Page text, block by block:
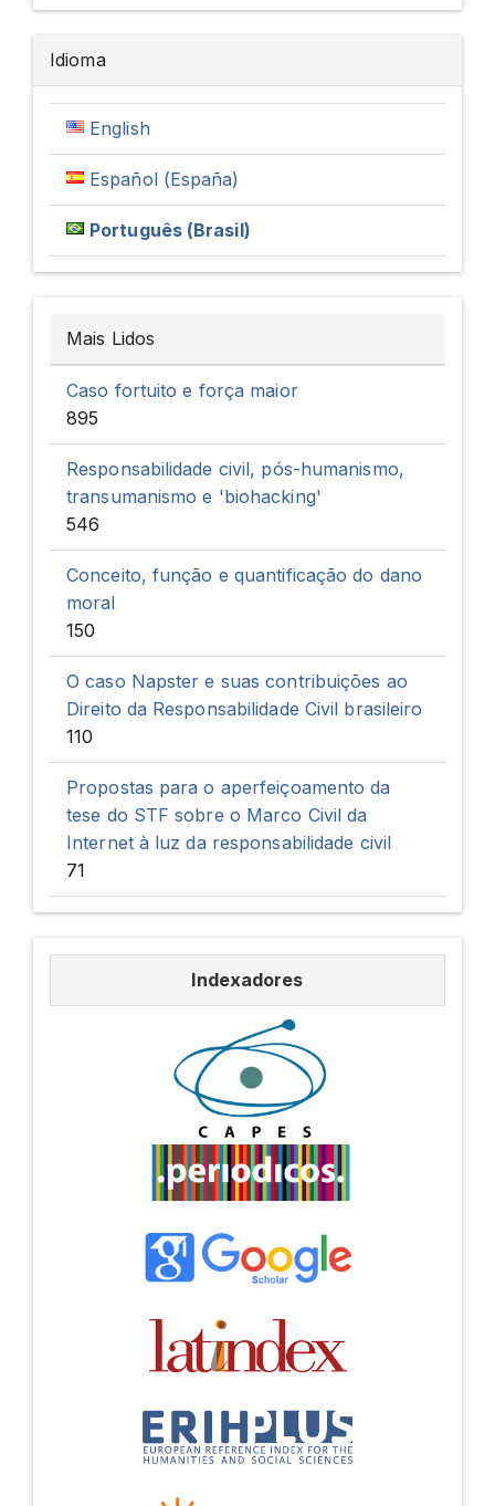
Idioma
English
Español (España)
Português (Brasil)
Mais Lidos
Caso fortuito e força maior
895
Responsabilidade civil, pós-humanismo,
transumanismo e 'biohacking'
546
Conceito, função e quantificação do dano
moral
150
O caso Napster e suas contribuições ao
Direito da Responsabilidade Civil brasileiro
110
Propostas para o aperfeiçoamento da
tese do STF sobre o Marco Civil da
Internet à luz da responsabilidade civil
71
Indexadores
Indexadores